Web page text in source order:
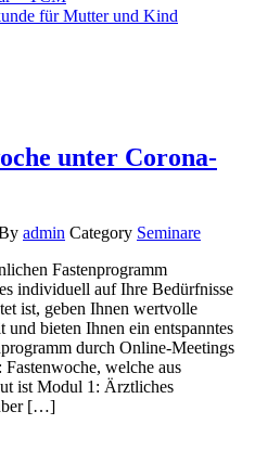
für Mutter und Kind
unter Corona-
admin Category Seminare
Fastenprogramm
individuell auf Ihre Bedürfnisse
ist, geben Ihnen wertvolle
bieten Ihnen ein entspanntes
durch Online-Meetings
welche aus
ist Modul 1: Ärztliches
[…]